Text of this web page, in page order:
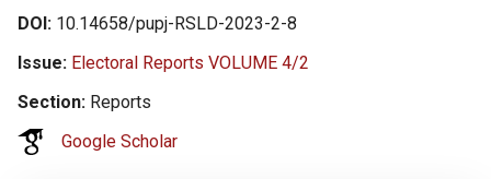
DOI 10.14658/pupj-RSLD-2023-2-8
Issue Electoral Reports VOLUME 4/2
Section Reports
Google Scholar